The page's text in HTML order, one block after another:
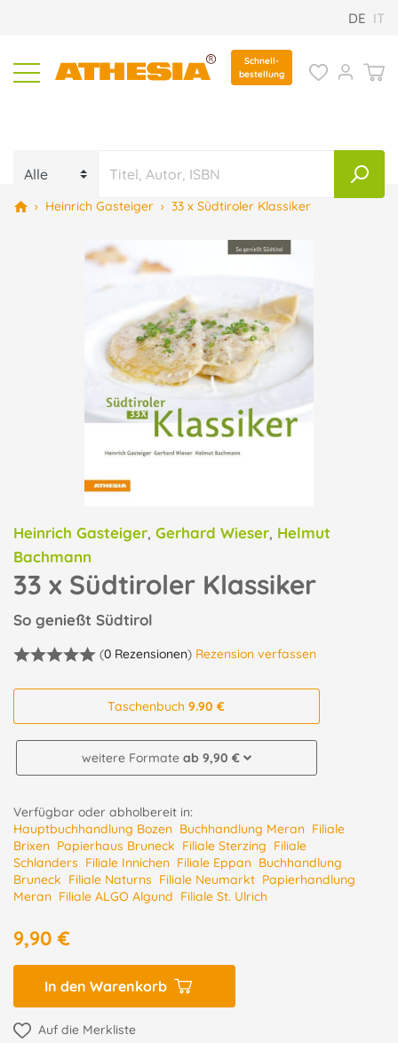
DE IT
Schnell-
bestellung
› Heinrich Gasteiger › 33 x Südtiroler Klassiker
Heinrich Gasteiger, Gerhard Wieser, Helmut
Bachmann
33 x Südtiroler Klassiker
So genießt Südtirol
(0 Rezensionen) Rezension verfassen
Taschenbuch9.90 €
weitere Formate ab 9,90 €
Verfügbar oder abholbereit in:
Hauptbuchhandlung Bozen Buchhandlung Meran Filiale
Brixen Papierhaus Bruneck Filiale Sterzing Filiale
Schlanders Filiale Innichen Filiale Eppan Buchhandlung
Bruneck Filiale Naturns Filiale Neumarkt Papierhandlung
Meran Filiale ALGO Algund Filiale St. Ulrich
9,90 €
In den Warenkorb
Auf die Merkliste